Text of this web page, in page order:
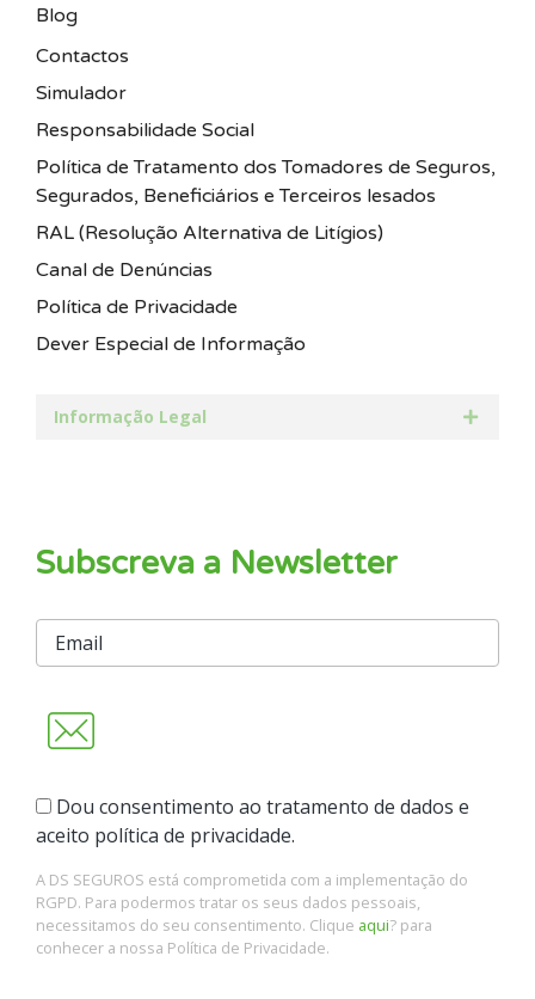
Blog
Contactos
Simulador
Responsabilidade Social
Política de Tratamento dos Tomadores de Seguros,
Segurados, Beneficiários e Terceiros lesados
RAL (Resolução Alternativa de Litígios)
Canal de Denúncias
Política de Privacidade
Dever Especial de Informação
Informação Legal
Subscreva a Newsletter
Dou consentimento ao tratamento de dados e
aceito política de privacidade.
A DS SEGUROS está comprometida com a implementação do
RGPD. Para podermos tratar os seus dados pessoais,
necessitamos do seu consentimento. Clique aqui? para
conhecer a nossa Política de Privacidade.